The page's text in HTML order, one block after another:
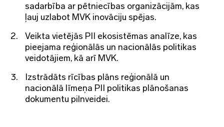
sadarbība ar pētniecības organizācijām, kas
ļauj uzlabot MVK inovāciju spējas.
Veikta vietējās PII ekosistēmas analīze, kas
pieejama reģionālās un nacionālās politikas
veidotājiem, kā arī MVK.
Izstrādāts rīcības plāns reģionālā un
nacionālā līmeņa PII politikas plānošanas
dokumentu pilnveidei.